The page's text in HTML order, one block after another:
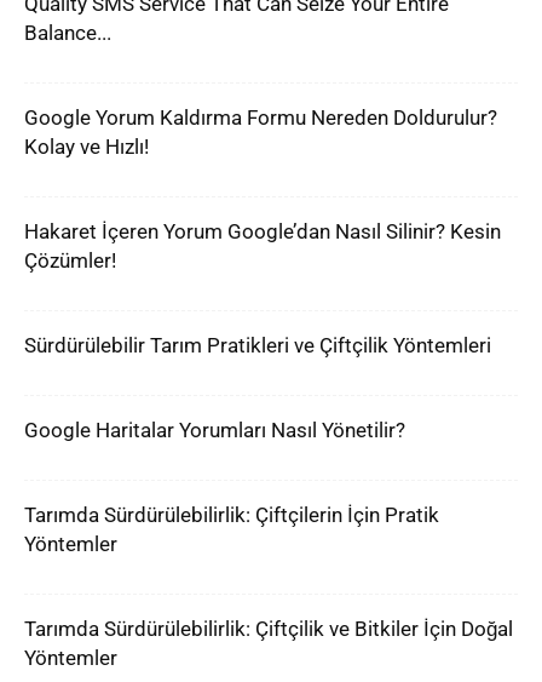
Balance...
Google Yorum Kaldırma Formu Nereden Doldurulur?
Kolay ve Hızlı!
Hakaret İçeren Yorum Google’dan Nasıl Silinir? Kesin
Çözümler!
Sürdürülebilir Tarım Pratikleri ve Çiftçilik Yöntemleri
Google Haritalar Yorumları Nasıl Yönetilir?
Tarımda Sürdürülebilirlik: Çiftçilerin İçin Pratik
Yöntemler
Tarımda Sürdürülebilirlik: Çiftçilik ve Bitkiler İçin Doğal
Yöntemler